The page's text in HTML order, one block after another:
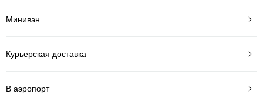
Минивэн
Курьерская доставка
В аэропорт